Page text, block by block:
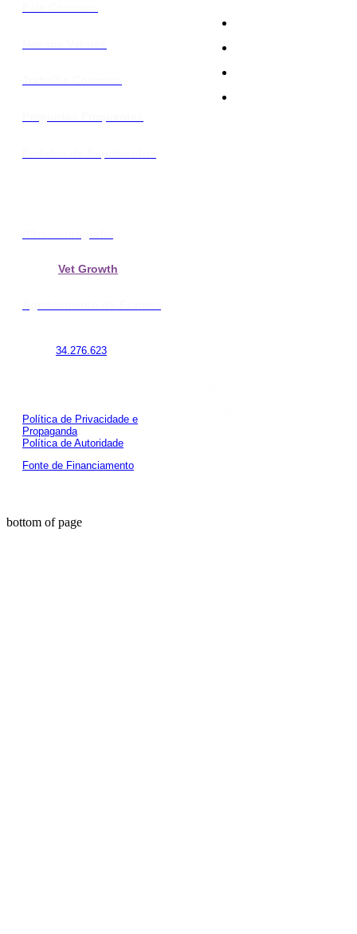
Vet Growth
34.276.623
Política de Privacidade e
Propaganda
Política de Autoridade
Fonte de Financiamento
bottom of page